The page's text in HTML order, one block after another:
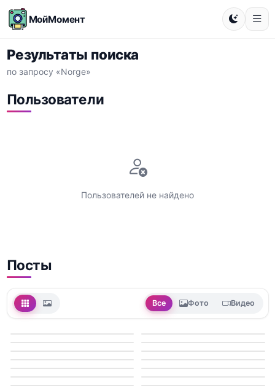
МойМомент
Результаты поиска
по запросу «Norge»
Пользователи
Пользователей не найдено
Посты
Все Фото Видео